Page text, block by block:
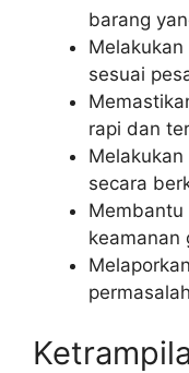
barang
sesuai
rapi dan
secara
Membantu
keamanan